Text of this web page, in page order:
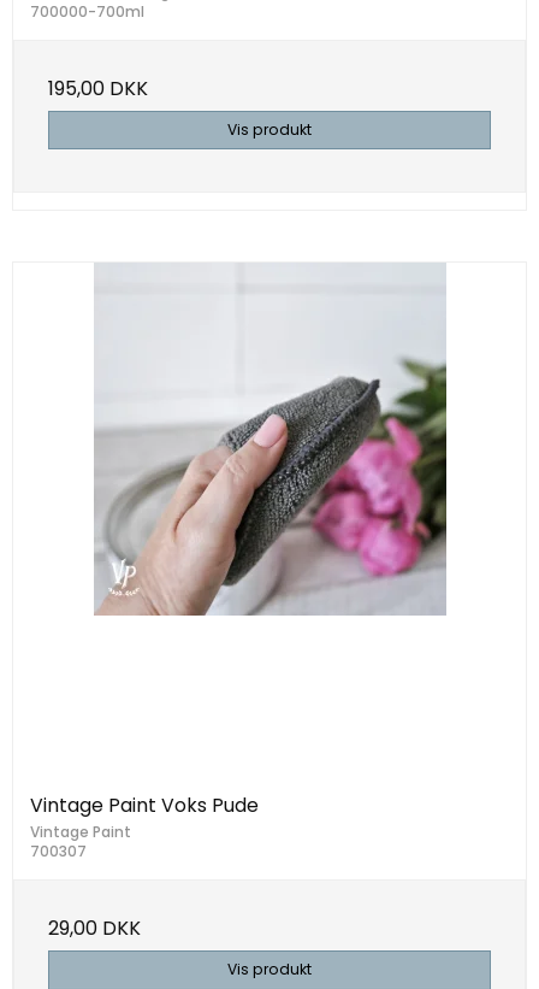
700000-700ml
195,00 DKK
Vis produkt
Vintage Paint Voks Pude
Vintage Paint
700307
29,00 DKK
Vis produkt